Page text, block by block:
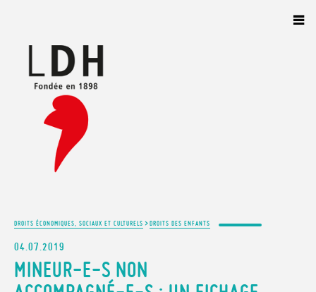
DROITS ÉCONOMIQUES, SOCIAUX ET CULTURELS >DROITS DES ENFANTS
04.07.2019
MINEUR-E-S NON